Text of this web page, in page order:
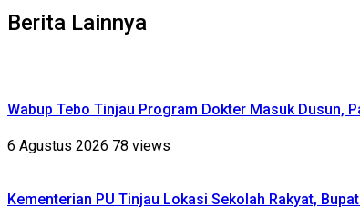
Berita Lainnya
Wabup Tebo Tinjau Program Dokter Masuk Dusun,
6 Agustus 2026 78 views
Kementerian PU Tinjau Lokasi Sekolah Rakyat,